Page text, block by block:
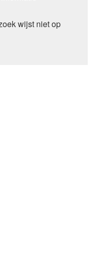
wijst niet op